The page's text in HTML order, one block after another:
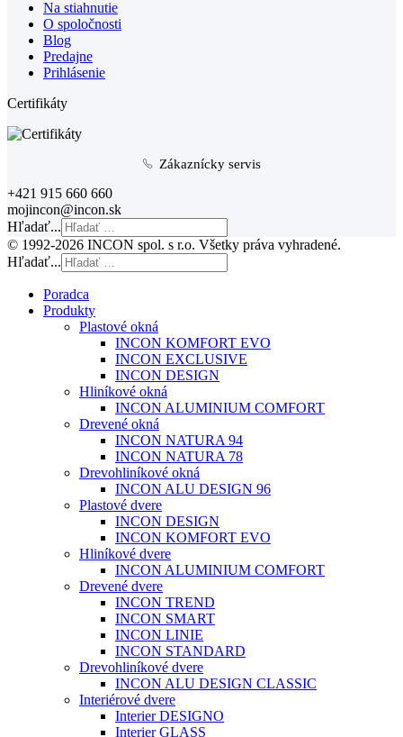
Na stiahnutie
O spoločnosti
Blog
Predajne
Prihlásenie
Certifikáty
Zákaznícky servis
+421 915 660 660
mojincon@incon.sk
Hľadať...
© 1992-2026 INCON spol. s r.o. Všetky práva vyhradené.
Hľadať...
Poradca
Produkty
Plastové okná
INCON KOMFORT EVO
INCON EXCLUSIVE
INCON DESIGN
Hliníkové okná
INCON ALUMINIUM COMFORT
Drevené okná
INCON NATURA 94
INCON NATURA 78
Drevohliníkové okná
INCON ALU DESIGN 96
Plastové dvere
INCON DESIGN
INCON KOMFORT EVO
Hliníkové dvere
INCON ALUMINIUM COMFORT
Drevené dvere
INCON TREND
INCON SMART
INCON LINIE
INCON STANDARD
Drevohliníkové dvere
INCON ALU DESIGN CLASSIC
Interiérové dvere
Interier DESIGNO
Interier GLASS